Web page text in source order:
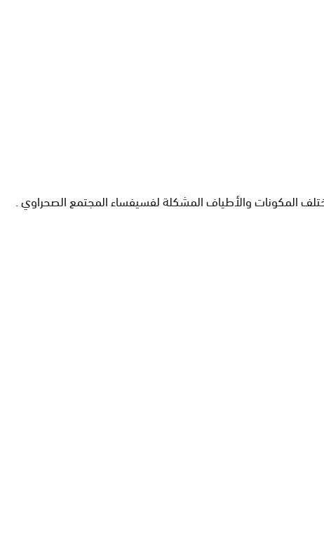
المكونات والأطياف المشكلة لفسيفساء المجتمع الصحراوي .